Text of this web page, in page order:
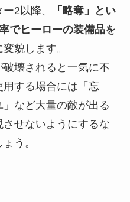
2以降、
「略奪」とい
でヒーローの装備品を
貌します。
壊されると一気に不
する場合には「忘
など大量の敵が出る
せないようにするな
う。